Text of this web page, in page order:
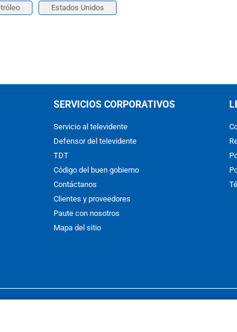
Estados Unidos
SERVICIOS CORPORATIVOS
Servicio al televidente
Defensor del televidente
TDT
Código del buen gobierno
Contáctanos
Clientes y proveedores
Paute con nosotros
Mapa del sitio
reproducción total o parcial, así como su traducción a
or translation without written permission is prohibited. All